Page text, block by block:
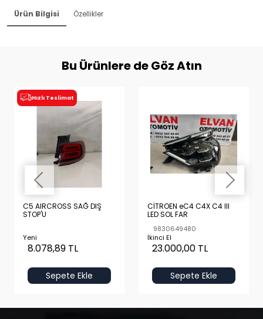
Ürün Bilgisi Özellikler
Bu Ürünlere de Göz Atın
Hızlı Teslimat
C5 AIRCROSS SAĞ DIŞ
STOP'U
Yeni
8.078,89 TL
Sepete Ekle
CİTROEN eC4 C4X C4 III
LED SOL FAR
9830649480
İkinci El
23.000,00 TL
Sepete Ekle